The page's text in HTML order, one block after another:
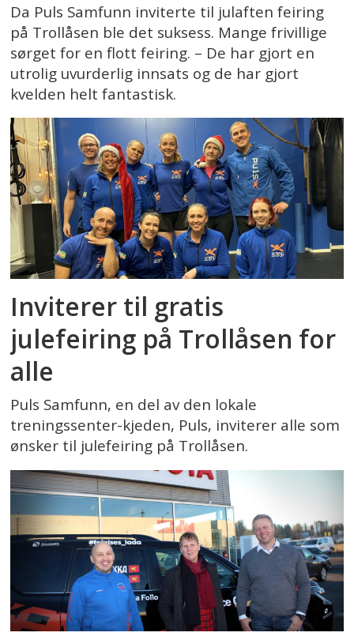
Da Puls Samfunn inviterte til julaften feiring
på Trollåsen ble det suksess. Mange frivillige
sørget for en flott feiring. – De har gjort en
utrolig uvurderlig innsats og de har gjort
kvelden helt fantastisk.
Inviterer til gratis
julefeiring på Trollåsen for
alle
Puls Samfunn, en del av den lokale
treningssenter-kjeden, Puls, inviterer alle som
ønsker til julefeiring på Trollåsen.